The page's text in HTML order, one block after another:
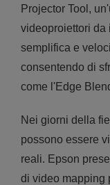
Projector Tool,
videoproiettori da
semplifica e
consentendo di
come l'Edge
Nei giorni della
possono essere
reali. Epson
di video mapping